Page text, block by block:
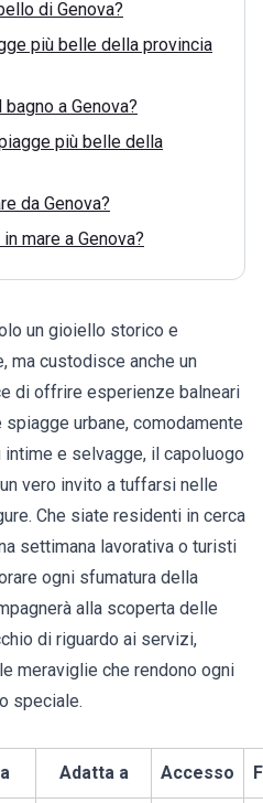
di Genova?
più belle della provincia
a Genova?
più belle della
da Genova?
mare a Genova?
un gioiello storico e
ma custodisce anche un
di offrire esperienze balneari
urbane, comodamente
e selvagge, il capoluogo
vero invito a tuffarsi nelle
Che siate residenti in cerca
settimana lavorativa o turisti
ogni sfumatura della
alla scoperta delle
di riguardo ai servizi,
meraviglie che rendono ogni
speciale.
Adatta a Accesso